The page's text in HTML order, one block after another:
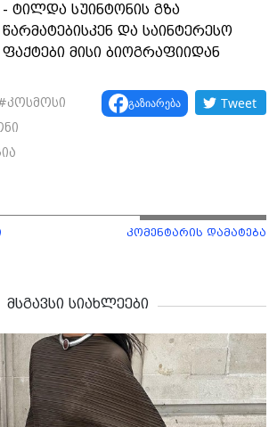
- ტილდა სუინტონის გზა
წარმატებისკენ და საინტერესო
ფაქტები მისი ბიოგრაფიიდან
კოსმოსი
გაზიარება Tweet
კომენტარის დამატება
მსგავსი სიახლეები